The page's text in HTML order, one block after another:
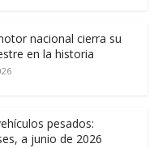
nacional cierra su
en la historia
pesados:
a junio de 2026